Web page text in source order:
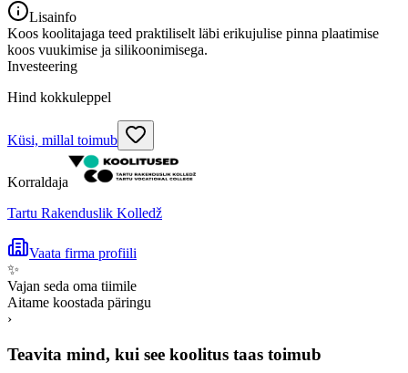
Lisainfo
Koos koolitajaga teed praktiliselt läbi erikujulise pinna plaatimise
koos vuukimise ja silikoonimisega.
Investeering
Hind kokkuleppel
Küsi, millal toimub
Korraldaja
Tartu Rakenduslik Kolledž
Vaata firma profiili
✨
Vajan seda oma tiimile
Aitame koostada päringu
›
Teavita mind, kui see koolitus taas toimub